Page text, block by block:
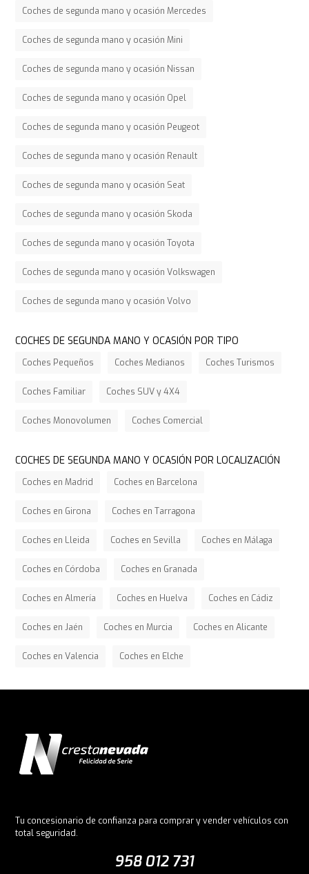
Coches de segunda mano y ocasión Mercedes
Coches de segunda mano y ocasión Mini
Coches de segunda mano y ocasión Nissan
Coches de segunda mano y ocasión Opel
Coches de segunda mano y ocasión Peugeot
Coches de segunda mano y ocasión Renault
Coches de segunda mano y ocasión Seat
Coches de segunda mano y ocasión Skoda
Coches de segunda mano y ocasión Toyota
Coches de segunda mano y ocasión Volkswagen
Coches de segunda mano y ocasión Volvo
COCHES DE SEGUNDA MANO Y OCASIÓN POR TIPO
Coches Pequeños Coches Medianos Coches Turismos
Coches Familiar Coches SUV y 4X4
Coches Monovolumen Coches Comercial
COCHES DE SEGUNDA MANO Y OCASIÓN POR LOCALIZACIÓN
Coches en Madrid Coches en Barcelona
Coches en Girona Coches en Tarragona
Coches en Lleida Coches en Sevilla Coches en Málaga
Coches en Córdoba Coches en Granada
Coches en Almería Coches en Huelva Coches en Cádiz
Coches en Jaén Coches en Murcia Coches en Alicante
Coches en Valencia Coches en Elche
Tu concesionario de confianza para comprar y vender vehículos con
total seguridad.
958 012 731